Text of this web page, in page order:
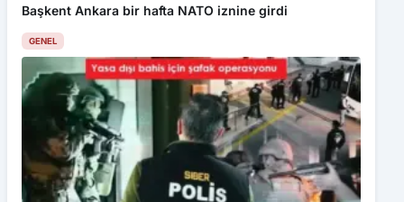
Başkent Ankara bir hafta NATO iznine girdi
GENEL